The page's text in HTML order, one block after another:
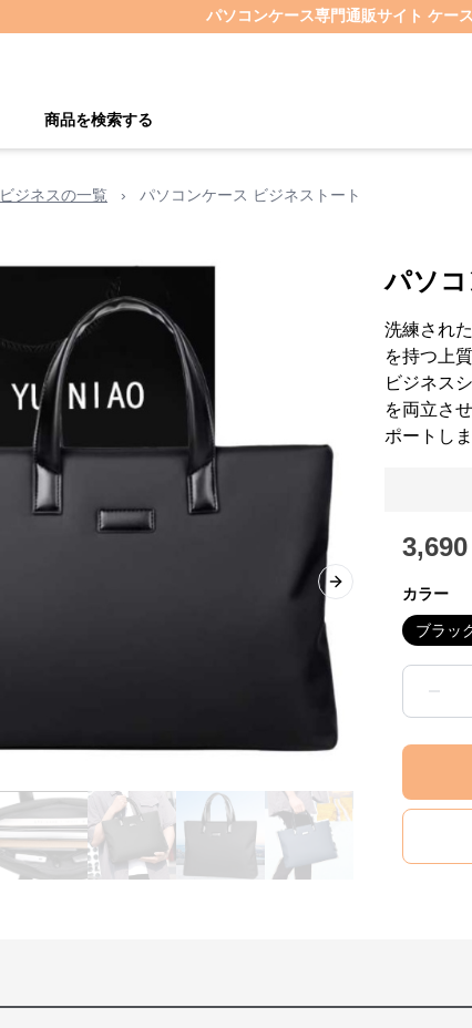
パソコンケース専門通販サイト ケー
商品を検索する
ビジネスの一覧 › パソコンケース ビジネストート
Next slide
パソ
洗練され
を持つ上
ビジネス
を両立さ
ポートしま
3,690
カラー
ブラッ